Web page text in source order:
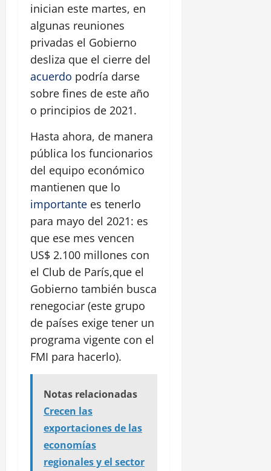
inician este martes, en
algunas reuniones
privadas el Gobierno
desliza que el cierre del
acuerdo podría darse
sobre fines de este año
o principios de 2021.
Hasta ahora, de manera
pública los funcionarios
del equipo económico
mantienen que lo
importante es tenerlo
para mayo del 2021: es
que ese mes vencen
US$ 2.100 millones con
el Club de París,que el
Gobierno también busca
renegociar (este grupo
de países exige tener un
programa vigente con el
FMI para hacerlo).
Notas relacionadas
Crecen las
exportaciones de las
economías
regionales y el sector